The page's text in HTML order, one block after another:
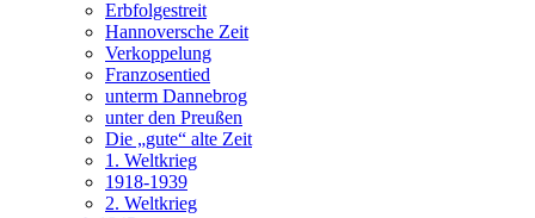
Erbfolgestreit
Hannoversche Zeit
Verkoppelung
Franzosentied
unterm Dannebrog
unter den Preußen
Die „gute“ alte Zeit
1. Weltkrieg
1918-1939
2. Weltkrieg